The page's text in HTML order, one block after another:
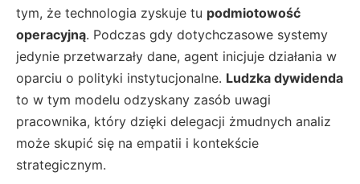
tym, że technologia zyskuje tu podmiotowość
operacyjną. Podczas gdy dotychczasowe systemy
jedynie przetwarzały dane, agent inicjuje działania w
oparciu o polityki instytucjonalne. Ludzka dywidenda
to w tym modelu odzyskany zasób uwagi
pracownika, który dzięki delegacji żmudnych analiz
może skupić się na empatii i kontekście
strategicznym.